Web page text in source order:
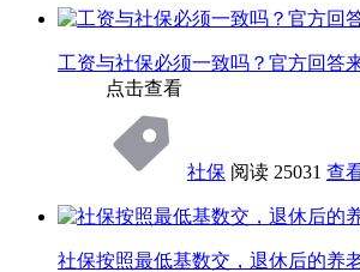
工资与社保必须一致吗？官方回答
点击查看
社保 阅读 25031 查
社保按照最低基数交，退休后的养